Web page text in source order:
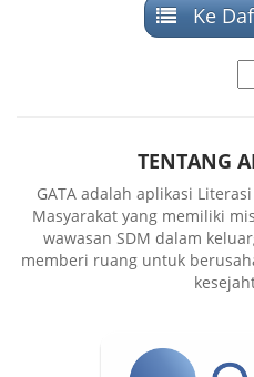
Ke
TENTANG
GATA adalah aplikasi
Masyarakat yang memiliki
wawasan SDM dalam
memberi ruang untuk